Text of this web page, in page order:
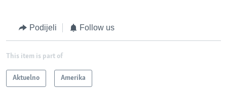
s
s
l
d
e
Podijeli Follow us
This item is part of
Aktuelno Amerika